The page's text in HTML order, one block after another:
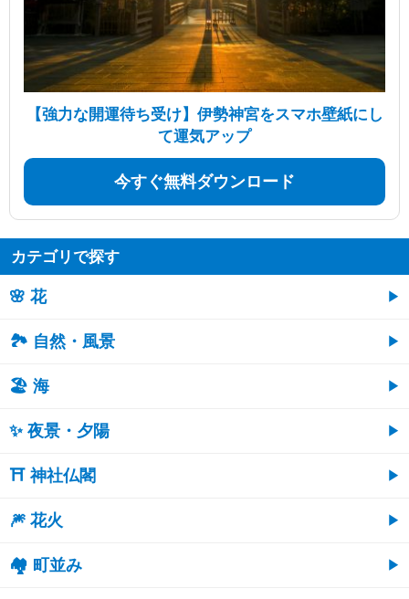
【強力な開運待ち受け】伊勢神宮をスマホ壁紙にし
て運気アップ
今すぐ無料ダウンロード
カテゴリで探す
🌸 花
🏞️ 自然・風景
🏖 海
✨ 夜景・夕陽
⛩ 神社仏閣
🎆 花火
🏘 町並み